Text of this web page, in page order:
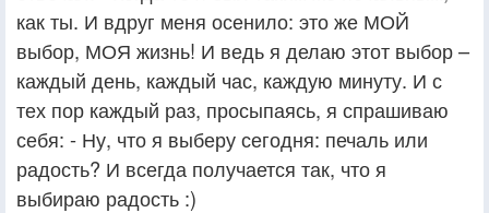
как ты. И вдруг меня осенило: это же МОЙ
выбор, МОЯ жизнь! И ведь я делаю этот выбор –
каждый день, каждый час, каждую минуту. И с
тех пор каждый раз, просыпаясь, я спрашиваю
себя: - Ну, что я выберу сегодня: печаль или
радость? И всегда получается так, что я
выбираю радость :)